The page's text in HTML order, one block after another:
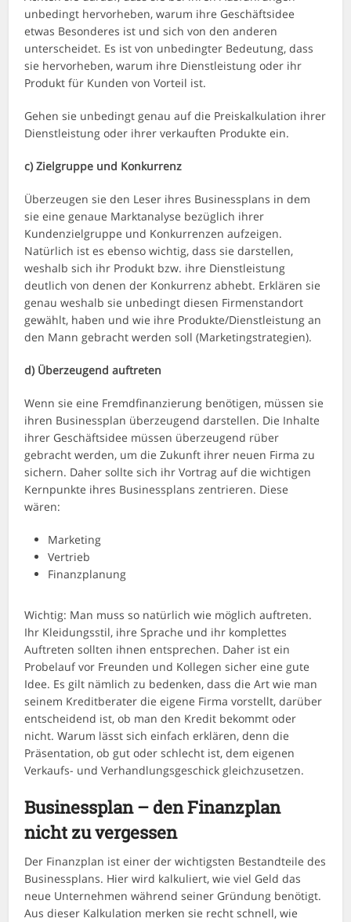
unbedingt hervorheben, warum ihre Geschäftsidee
etwas Besonderes ist und sich von den anderen
unterscheidet. Es ist von unbedingter Bedeutung, dass
sie hervorheben, warum ihre Dienstleistung oder ihr
Produkt für Kunden von Vorteil ist.
Gehen sie unbedingt genau auf die Preiskalkulation ihrer
Dienstleistung oder ihrer verkauften Produkte ein.
c)Zielgruppe und Konkurrenz
Überzeugen sie den Leser ihres Businessplans in dem
sie eine genaue Marktanalyse bezüglich ihrer
Kundenzielgruppe und Konkurrenzen aufzeigen.
Natürlich ist es ebenso wichtig, dass sie darstellen,
weshalb sich ihr Produkt bzw. ihre Dienstleistung
deutlich von denen der Konkurrenz abhebt. Erklären sie
genau weshalb sie unbedingt diesen Firmenstandort
gewählt, haben und wie ihre Produkte/Dienstleistung an
den Mann gebracht werden soll (Marketingstrategien).
d) Überzeugend auftreten
Wenn sie eine Fremdfinanzierung benötigen, müssen sie
ihren Businessplan überzeugend darstellen. Die Inhalte
ihrer Geschäftsidee müssen überzeugend rüber
gebracht werden, um die Zukunft ihrer neuen Firma zu
sichern. Daher sollte sich ihr Vortrag auf die wichtigen
Kernpunkte ihres Businessplans zentrieren. Diese
wären:
Marketing
Vertrieb
Finanzplanung
Wichtig: Man muss so natürlich wie möglich auftreten.
Ihr Kleidungsstil, ihre Sprache und ihr komplettes
Auftreten sollten ihnen entsprechen. Daher ist ein
Probelauf vor Freunden und Kollegen sicher eine gute
Idee. Es gilt nämlich zu bedenken, dass die Art wie man
seinem Kreditberater die eigene Firma vorstellt, darüber
entscheidend ist, ob man den Kredit bekommt oder
nicht. Warum lässt sich einfach erklären, denn die
Präsentation, ob gut oder schlecht ist, dem eigenen
Verkaufs- und Verhandlungsgeschick gleichzusetzen.
Businessplan – den Finanzplan
nicht zu vergessen
Der Finanzplan ist einer der wichtigsten Bestandteile des
Businessplans. Hier wird kalkuliert, wie viel Geld das
neue Unternehmen während seiner Gründung benötigt.
Aus dieser Kalkulation merken sie recht schnell, wie